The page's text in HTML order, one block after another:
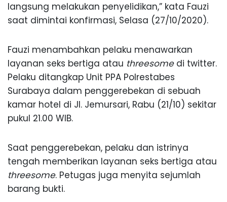
langsung melakukan penyelidikan,” kata Fauzi
saat dimintai konfirmasi, Selasa (27/10/2020).
Fauzi menambahkan pelaku menawarkan
layanan seks bertiga atau threesomedi twitter.
Pelaku ditangkap Unit PPA Polrestabes
Surabaya dalam penggerebekan di sebuah
kamar hotel di Jl. Jemursari, Rabu (21/10) sekitar
pukul 21.00 WIB.
Saat penggerebekan, pelaku dan istrinya
tengah memberikan layanan seks bertiga atau
threesome. Petugas juga menyita sejumlah
barang bukti.